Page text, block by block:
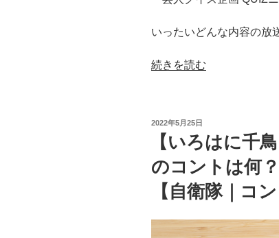
結
は？
位
リ
は
誰？
【ヒ
ン
いったいどんな内容の放
“【い
千
鳥】
ご
「家
続きを読む
投
2022年5月25日
【いろはに千
のコントは何
【自衛隊｜コ